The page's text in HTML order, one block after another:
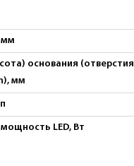
мм
основания (отверстия
мм
LED, Вт